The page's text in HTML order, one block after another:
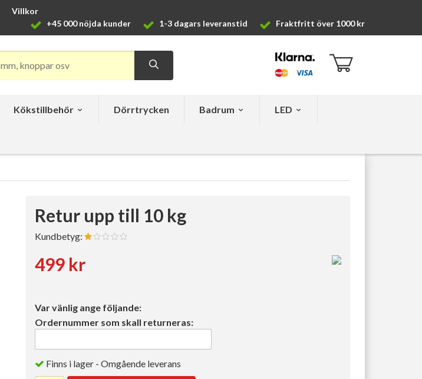
Villkor
+45 000 nöjda kunder
1-3 dagars leveranstid Fraktfritt över 1000 kr
Kökstillbehör Dörrtrycken Badrum LED
Retur upp till 10 kg
Kundbetyg:
499 kr
Var vänlig ange följande:
Ordernummer som skall returneras:
Finns i lager - Omgående leverans